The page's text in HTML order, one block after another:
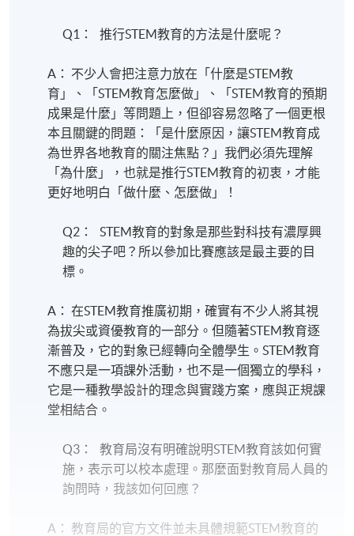
Q1： 推行STEM教育的方法是什麼呢？
A： 不少人會把注意力放在「什麼是STEM教
育」、「STEM教育怎麼做」、「STEM教育的預期
成果是什麼」等問題上，但卻容易忽略了一個更根
本且關鍵的問題：「是什麼原因，讓STEM教育成
為世界各地教育的關注焦點？」我們必須先理解
「為什麼」，也就是推行STEM教育的初衷，才能
更好地明白「做什麼、怎麼做」！
Q2： STEM教育的對象是那些對科技有濃厚興
趣的尖子吧？所以參加比賽應該是最主要的目
標。
A： 在STEM教育推廣初期，確實有不少人將其視
為拔尖或資優教育的一部分。但隨著STEM教育逐
漸普及，它的對象已經轉向全體學生。STEM教育
不應只是一項課外活動，也不是一個獨立的學科，
它是一種教學設計的理念與實踐方案，應與正規課
堂相結合。
Q3： 教育局沒有明確說明STEM教育該如何實
施，表示可以校本處理。那麼面對教育局人員的
詢問時，我該如何回應？
A： 教育局的官方文件並未具體規範STEM教育的